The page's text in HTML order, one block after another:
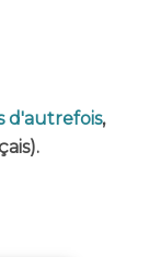
d'autrefois,